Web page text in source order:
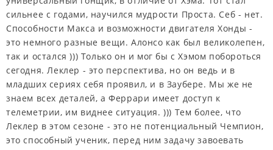
сильнее с годами, научился мудрости Проста. Себ - нет.
Способности Макса и возможности двигателя Хонды -
это немного разные вещи. Алонсо как был великолепен,
так и остался ))) Только он и мог бы с Хэмом побороться
сегодня. Леклер - это перспектива, но он ведь и в
младших сериях себя проявил, и в Заубере. Мы же не
знаем всех деталей, а Феррари имеет доступ к
телеметрии, им виднее ситуация. ))) Тем более, что
Леклер в этом сезоне - это не потенциальный Чемпион,
это способный ученик, перед ним задачу завоевать